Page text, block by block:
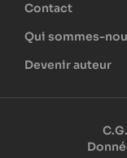
Contact
Qui sommes-
Devenir auteur